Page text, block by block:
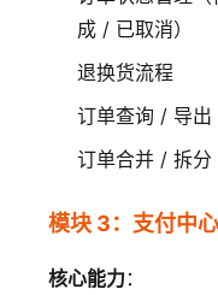
成 / 已取消）
退换货流程
订单查询 / 导出
订单合并 / 拆分
模块 3：支付中心
核心能力：